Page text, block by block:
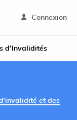
Connexion
d’Invalidités
et des